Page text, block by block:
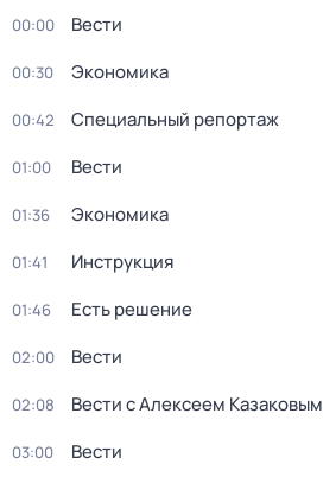
00:00 Вести
00:30 Экономика
00:42 Специальный репортаж
01:00 Вести
01:36 Экономика
01:41 Инструкция
01:46 Есть решение
02:00 Вести
02:08 Вести с Алексеем Казаковым
03:00 Вести